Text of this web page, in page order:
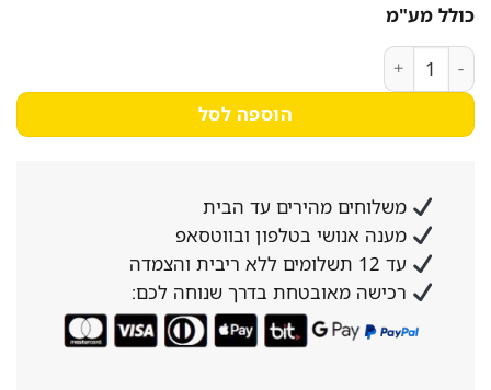
כולל מע"מ
כמות של פלטת צלייה חשמלית 55/40 ס"מ מבית NESLINE
הוספה לסל
משלוחים מהירים עד הבית
מענה אנושי בטלפון ובווטסאפ
עד 12 תשלומים ללא ריבית והצמדה
רכישה מאובטחת בדרך שנוחה לכם: